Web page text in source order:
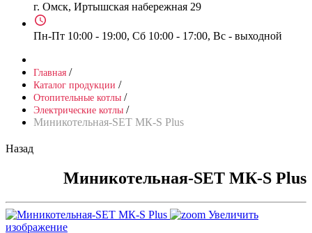
г. Омск, Иртышская набережная 29
Пн-Пт 10:00 - 19:00, Сб 10:00 - 17:00, Вс - выходной
Главная /
Каталог продукции /
Отопительные котлы /
Электрические котлы /
Миникотельная-SET МК-S Plus
Назад
Миникотельная-SET МК-S Plus
Увеличить
изображение